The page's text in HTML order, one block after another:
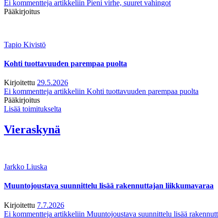
Ei kommentteja artikkeliin Pieni virhe, suuret vahingot
Pääkirjoitus
Tapio Kivistö
Kohti tuottavuuden parempaa puolta
Kirjoitettu 29.5.2026
Ei kommentteja artikkeliin Kohti tuottavuuden parempaa puolta
Pääkirjoitus
Lisää toimitukselta
Vieraskynä
Jarkko Liuska
Muuntojoustava suunnittelu lisää rakennuttajan liikkumavaraa
Kirjoitettu 7.7.2026
Ei kommentteja artikkeliin Muuntojoustava suunnittelu lisää